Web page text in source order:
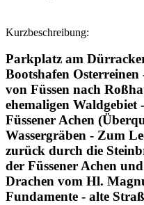
Kurzbeschreibung:
Parkplatz am
Bootshafen
von Füssen nach
ehemaligen Waldgebiet
Füssener Achen
Wassergräben - Zum
zurück durch die
der Füssener Achen
Drachen vom Hl.
Fundamente - alte